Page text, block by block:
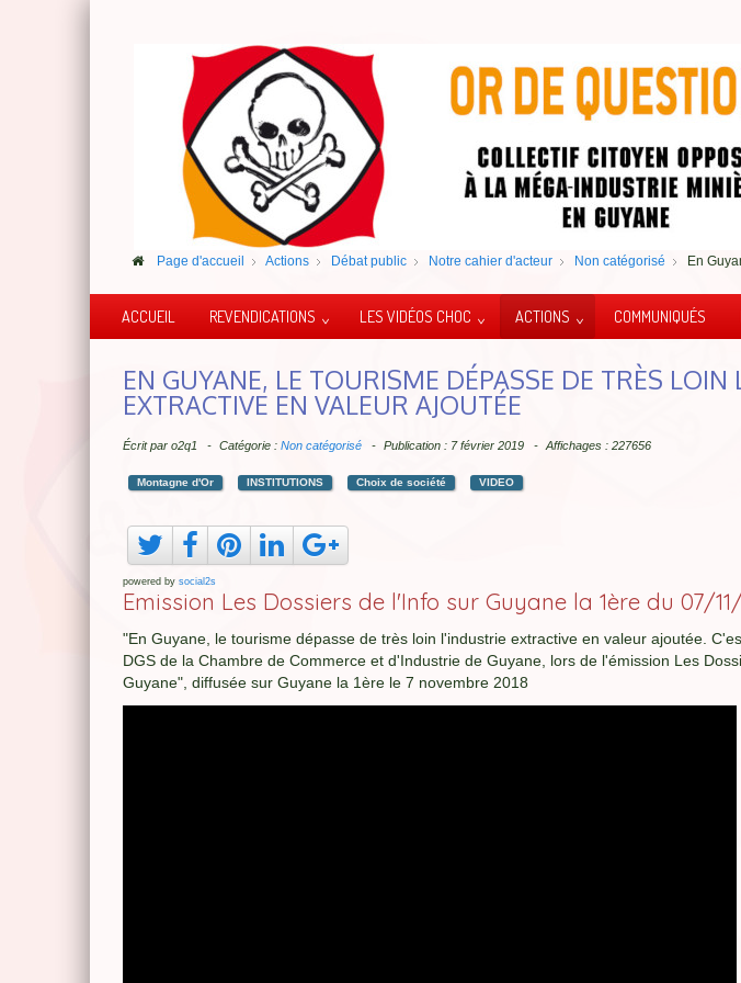
Page d'accueil Actions Débat public Notre cahier d'acteur Non catégorisé En
ACCUEIL REVENDICATIONS LES VIDÉOS CHOC ACTIONS COMMUNIQUÉS
EN GUYANE, LE TOURISME DÉPASSE DE TRÈS LOIN
EXTRACTIVE EN VALEUR AJOUTÉE
Écrit par o2q1 Catégorie : Non catégorisé Publication : 7 février 2019 Affichages : 227656
Montagne d'Or INSTITUTIONS Choix de société VIDEO
powered by social2s
Emission Les Dossiers de l'Info sur Guyane la 1ère du 07/
"En Guyane, le tourisme dépasse de très loin l'industrie extractive en valeur ajoutée.
DGS de la Chambre de Commerce et d'Industrie de Guyane, lors de l'émission Les
Guyane", diffusée sur Guyane la 1ère le 7 novembre 2018